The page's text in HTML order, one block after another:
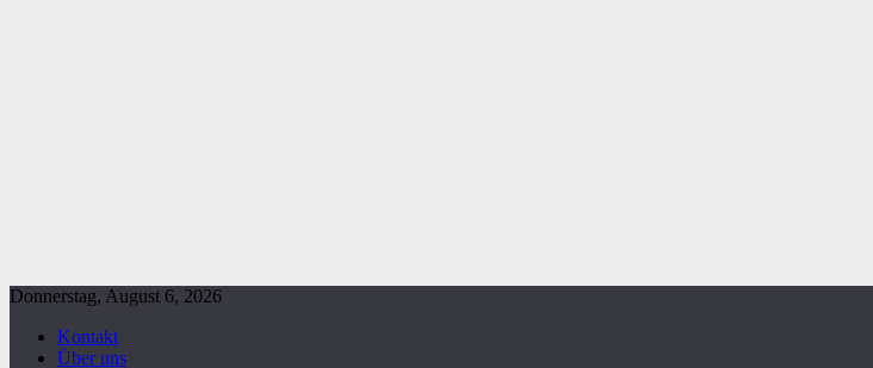
Donnerstag, August 6, 2026
Kontakt
Über uns